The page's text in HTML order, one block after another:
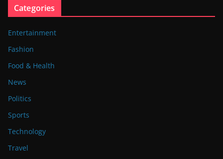
Categories
Entertainment
Fashion
Food & Health
News
Politics
Sports
Technology
Travel